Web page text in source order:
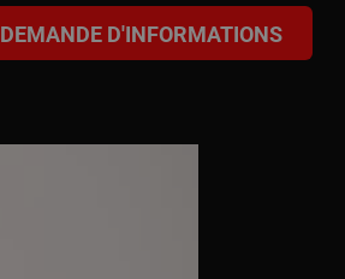
DEMANDE D'INFORMATIONS